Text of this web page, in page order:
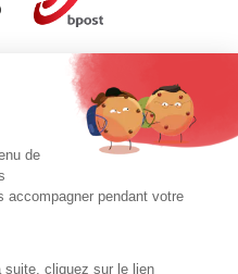
de
accompagner pendant votre
suite, cliquez sur le lien